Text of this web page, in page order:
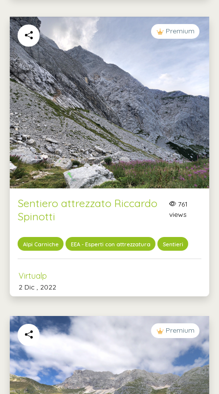
Premium
Sentiero attrezzato Riccardo
Spinotti
761
views
Alpi Carniche EEA - Esperti con attrezzatura Sentieri
Virtualp
2 Dic , 2022
Premium